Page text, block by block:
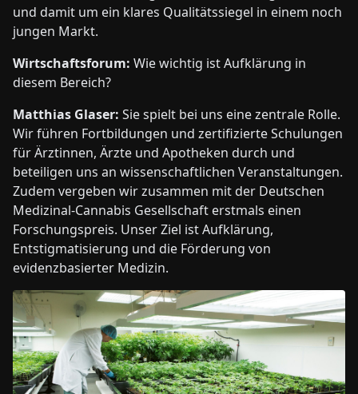
und damit um ein klares Qualitätssiegel in einem noch
jungen Markt.
Wirtschaftsforum: Wie wichtig ist Aufklärung in
diesem Bereich?
Matthias Glaser: Sie spielt bei uns eine zentrale Rolle.
Wir führen Fortbildungen und zertifizierte Schulungen
für Ärztinnen, Ärzte und Apotheken durch und
beteiligen uns an wissenschaftlichen Veranstaltungen.
Zudem vergeben wir zusammen mit der Deutschen
Medizinal-Cannabis Gesellschaft erstmals einen
Forschungspreis. Unser Ziel ist Aufklärung,
Entstigmatisierung und die Förderung von
evidenzbasierter Medizin.